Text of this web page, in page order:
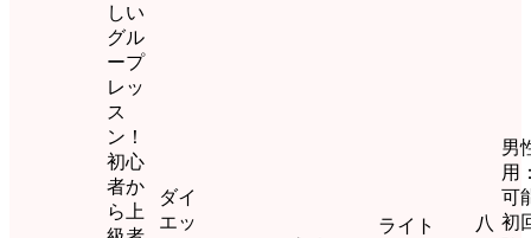
しい
グル
ープ
レッ
ス
ン！
初心
者か
ら上
ダイ
エッ
ライト
八
男
用
可
初